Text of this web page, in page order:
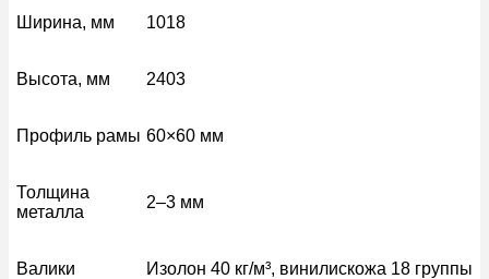
Ширина, мм 1018
Высота, мм 2403
Профиль рамы 60×60 мм
Толщина
металла
2–3 мм
Валики Изолон 40 кг/м³, винилискожа 18 группы